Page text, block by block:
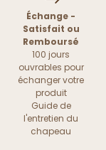
Échange -
Satisfait ou
Remboursé
100 jours
ouvrables pour
échanger votre
produit
Guide de
l'entretien du
chapeau